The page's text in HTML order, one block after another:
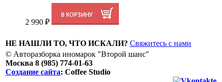
2 990 ₽
НЕ НАШЛИ ТО, ЧТО ИСКАЛИ? Свяжитесь с нами
© Авторазборка иномарок "Второй шанс"
Москва 8 (985) 774-01-63
Создание сайта: Coffee Studio